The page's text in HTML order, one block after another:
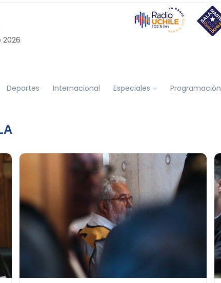
2026
Deportes Internacional Especiales Programación